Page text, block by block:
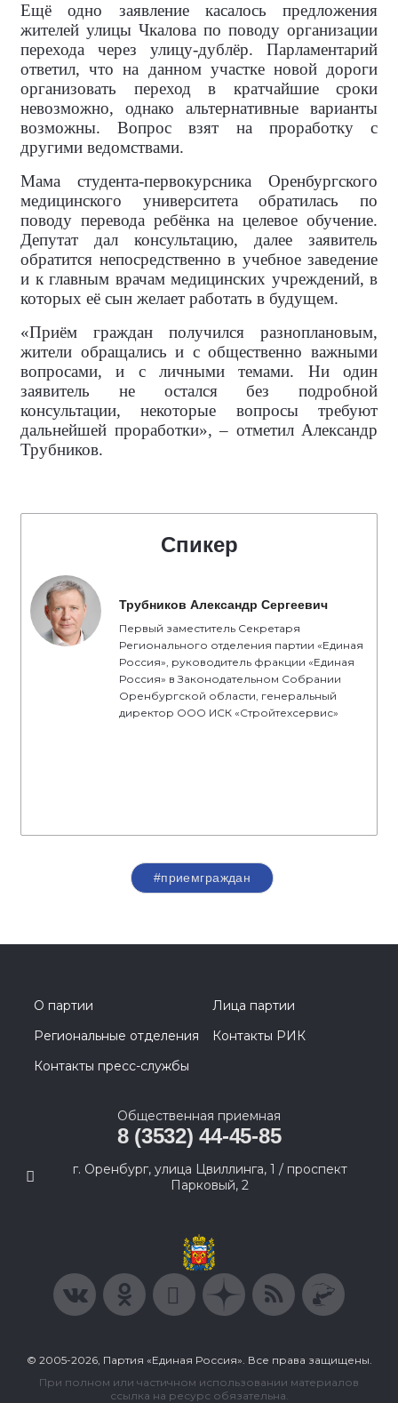
Ещё одно заявление касалось предложения
жителей улицы Чкалова по поводу организации
перехода через улицу-дублёр. Парламентарий
ответил, что на данном участке новой дороги
организовать переход в кратчайшие сроки
невозможно, однако альтернативные варианты
возможны. Вопрос взят на проработку с
другими ведомствами.
Мама студента-первокурсника Оренбургского
медицинского университета обратилась по
поводу перевода ребёнка на целевое обучение.
Депутат дал консультацию, далее заявитель
обратится непосредственно в учебное заведение
и к главным врачам медицинских учреждений, в
которых её сын желает работать в будущем.
«Приём граждан получился разноплановым,
жители обращались и с общественно важными
вопросами, и с личными темами. Ни один
заявитель не остался без подробной
консультации, некоторые вопросы требуют
дальнейшей проработки», – отметил Александр
Трубников.
Спикер
Трубников Александр Сергеевич
Первый заместитель Секретаря
Регионального отделения партии «Единая
Россия», руководитель фракции «Единая
Россия» в Законодательном Собрании
Оренбургской области, генеральный
директор ООО ИСК «Стройтехсервис»
#приемграждан
О партии
Лица партии
Региональные отделения
Контакты РИК
Контакты пресс-службы
Общественная приемная
8 (3532) 44-45-85
г. Оренбург, улица Цвиллинга, 1 / проспект
Парковый, 2
© 2005-2026, Партия «Единая Россия». Все права защищены.
При полном или частичном использовании материалов
ссылка на ресурс обязательна.